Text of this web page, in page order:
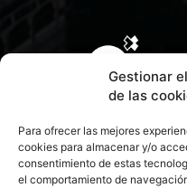
Gestionar
de las
Para ofrecer las mejores
cookies para almacenar y/o
consentimiento de estas
el comportamiento de